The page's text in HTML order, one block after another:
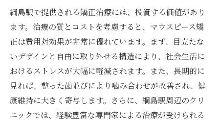
綱島駅で提供される矯正治療には、投資する価値があり
ます。治療の質とコストを考慮すると、マウスピース矯
正は費用対効果が非常に優れています。まず、目立たな
いデザインと自由に取り外せる構造により、社会生活に
おけるストレスが大幅に軽減されます。また、長期的に
見れば、整った歯並びにより噛み合わせが改善され、健
康維持に大きく寄与します。さらに、綱島駅周辺のクリ
ニックでは、経験豊富な専門家による治療が受けられる